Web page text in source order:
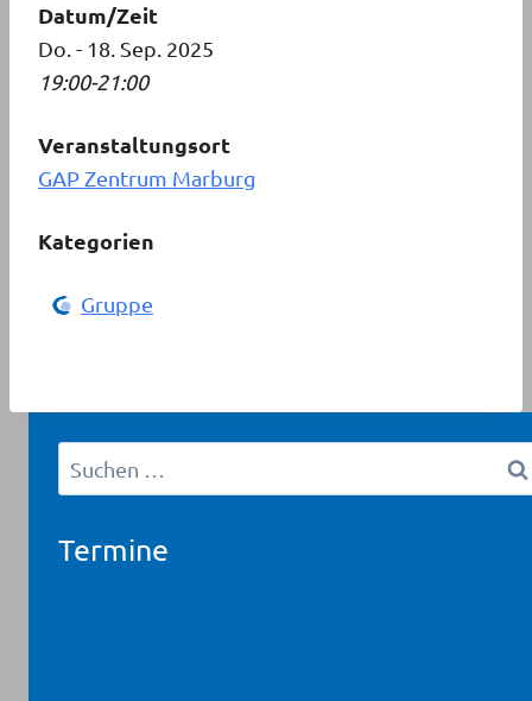
Datum/Zeit
Do. - 18. Sep. 2025
19:00-21:00
Veranstaltungsort
GAP Zentrum Marburg
Kategorien
Gruppe
Suchen
nach:
Termine